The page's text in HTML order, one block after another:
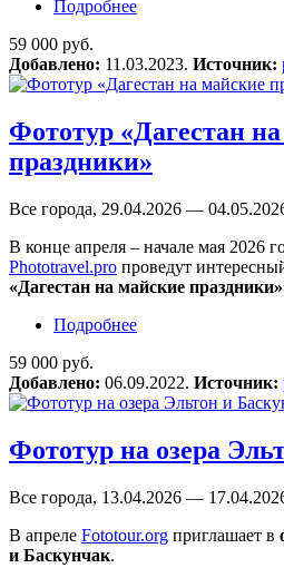
Подробнее
59 000 руб.
Добавлено: 11.03.2023. Источник:
Фототур «Дагестан
праздники»
Все города, 29.04.2026 —
В конце апреля – начале мая 2026
Phototravel.pro проведут
«Дагестан на майские праздники»
Подробнее
59 000 руб.
Добавлено: 06.09.2022. Источник:
Фототур на озера
Все города, 13.04.2026 —
В апреле Fototour.org приглашает в
и Баскунчак.